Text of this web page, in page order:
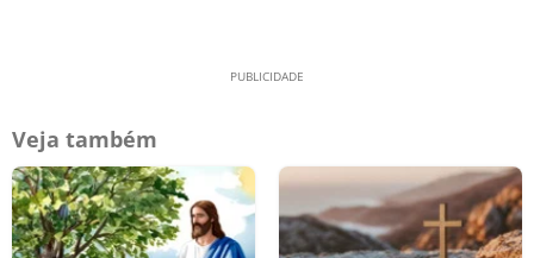
Veja também